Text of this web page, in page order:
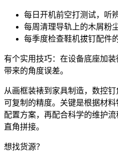
每日开机前空打测试，听
每周清理导轨上的木屑粉
每季度检查鞋机拔钉配件
有个实用技巧：在设备底座加
带来的角度误差。
从画框装裱到家具制造，数控
可复制的精度。关键是根据材料
配置方案，再配合科学的维护
直角拼接。
想找货源？